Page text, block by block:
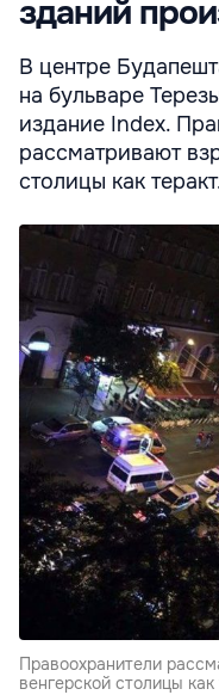
зданий
В центре
на бульваре
издание Index.
рассматривают
столицы как
Правоохранители
венгерской столицы как